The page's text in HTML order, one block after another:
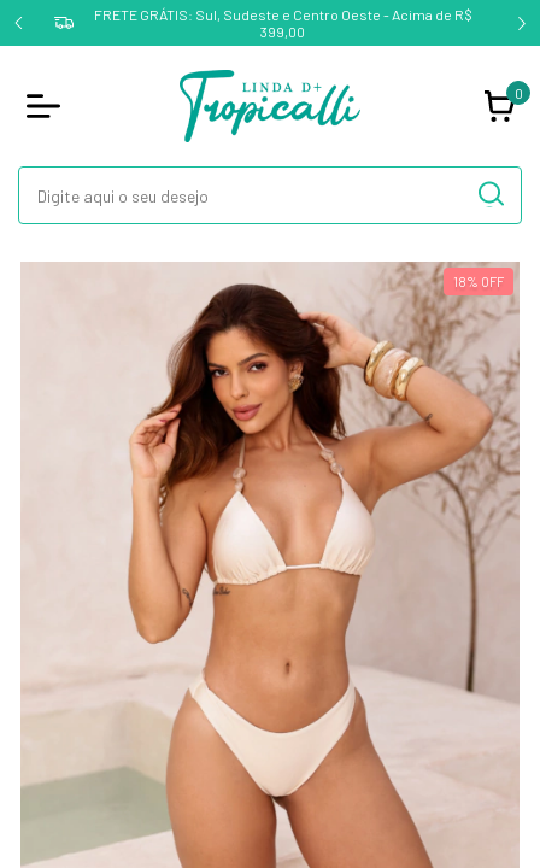
FRETE GRÁTIS: Sul, Sudeste e Centro Oeste - Acima de R$
399,00
0
18% OFF